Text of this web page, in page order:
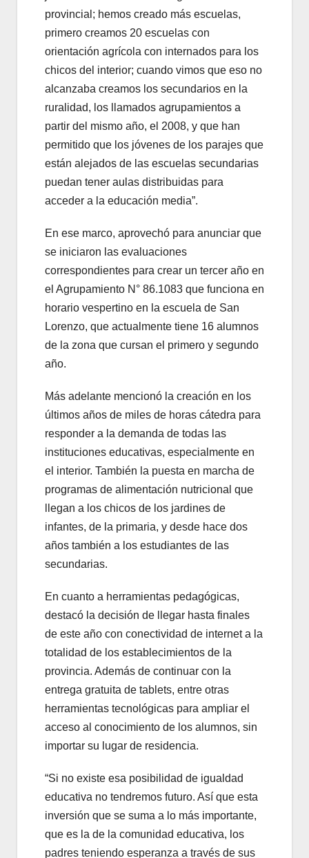
provincial; hemos creado más escuelas,
primero creamos 20 escuelas con
orientación agrícola con internados para los
chicos del interior; cuando vimos que eso no
alcanzaba creamos los secundarios en la
ruralidad, los llamados agrupamientos a
partir del mismo año, el 2008, y que han
permitido que los jóvenes de los parajes que
están alejados de las escuelas secundarias
puedan tener aulas distribuidas para
acceder a la educación media”.
En ese marco, aprovechó para anunciar que
se iniciaron las evaluaciones
correspondientes para crear un tercer año en
el Agrupamiento N° 86.1083 que funciona en
horario vespertino en la escuela de San
Lorenzo, que actualmente tiene 16 alumnos
de la zona que cursan el primero y segundo
año.
Más adelante mencionó la creación en los
últimos años de miles de horas cátedra para
responder a la demanda de todas las
instituciones educativas, especialmente en
el interior. También la puesta en marcha de
programas de alimentación nutricional que
llegan a los chicos de los jardines de
infantes, de la primaria, y desde hace dos
años también a los estudiantes de las
secundarias.
En cuanto a herramientas pedagógicas,
destacó la decisión de llegar hasta finales
de este año con conectividad de internet a la
totalidad de los establecimientos de la
provincia. Además de continuar con la
entrega gratuita de tablets, entre otras
herramientas tecnológicas para ampliar el
acceso al conocimiento de los alumnos, sin
importar su lugar de residencia.
“Si no existe esa posibilidad de igualdad
educativa no tendremos futuro. Así que esta
inversión que se suma a lo más importante,
que es la de la comunidad educativa, los
padres teniendo esperanza a través de sus